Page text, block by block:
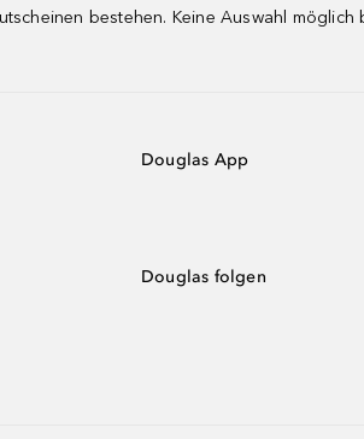
bestehen. Keine Auswahl möglich
Douglas App
Douglas folgen